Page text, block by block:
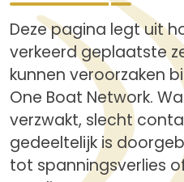
Deze pagina legt uit
verkeerd geplaatste
kunnen veroorzaken
One Boat Network.
verzwakt, slecht
gedeeltelijk is
tot spanningsverlies